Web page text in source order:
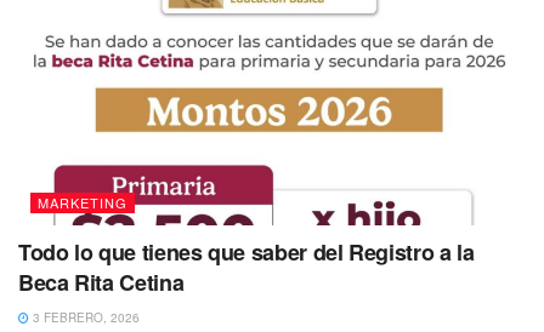
MARKETING
Todo lo que tienes que saber del Registro a la
Beca Rita Cetina
3 FEBRERO, 2026